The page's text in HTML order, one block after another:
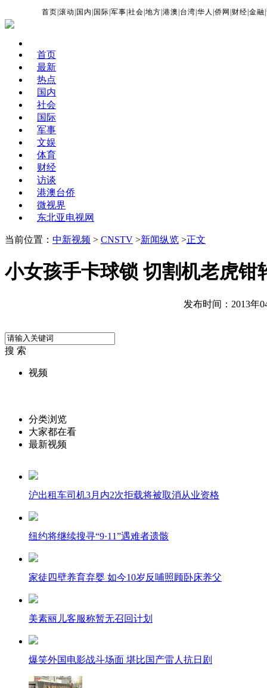
首页 |滚动 国内 国际 |军事 |社会 |地方 |港澳 台湾 |华人 |侨网 财经 |金融 |
首页
最新
热点
国内
社会
国际
军事
文娱
体育
财经
访谈
港澳台侨
微视界
东北亚电视网
当前位置： 中新视频 > CNSTV >新闻纵览 >正文
小女孩手卡球锁 切割机老虎钳
发布时间：2013年
搜 索
视频
分类浏览
大家都在看
最新视频
沪出租车司机3月内2次拒载将被取消从业资格
纽约将继续搜寻“9·11”遇难者遗骸
家徒四壁养育弃婴 如今10岁反哺照顾卧床养父
美素丽儿客服称暂无召回计划
爆笑外国电影战斗场面 堪比国产雷人抗日剧